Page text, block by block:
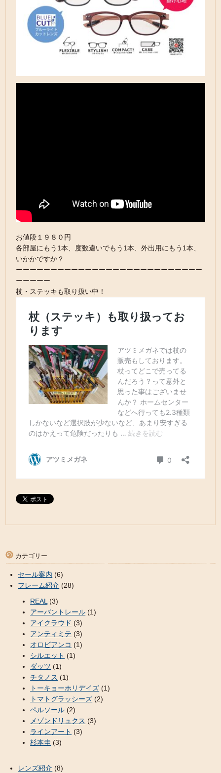
お値段１９８０円
各部屋にもう1本、度数違いでもう1本、外出用にもう1本、
いかかですか？
ーーーーーーーーーーーーーーーーーーーーーーーーーーー
ーーーーー
杖・ステッキも取り扱い中！
カテゴリー
セール案内 (6)
フレーム紹介 (28)
REAL(3)
アーバントレール (1)
アイクラウド (3)
アンティミテ (3)
オロビアンコ (1)
シルエット (1)
ダッツ (1)
チタノス (1)
トーキョーホリデイズ (1)
トマトグラッシーズ (2)
ペルソール (2)
メゾンドリュクス (3)
ラインアート (3)
杉本圭 (3)
レンズ紹介 (8)